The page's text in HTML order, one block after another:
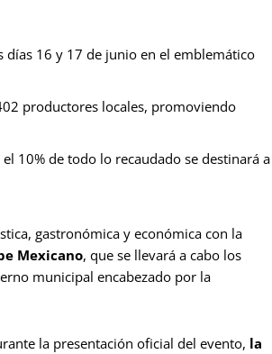
días 16 y 17 de junio en el emblemático
productores locales, promoviendo
10% de todo lo recaudado se destinará a
gastronómica y económica con la
Mexicano, que se llevará a cabo los
municipal encabezado por la
la presentación oficial del evento, la